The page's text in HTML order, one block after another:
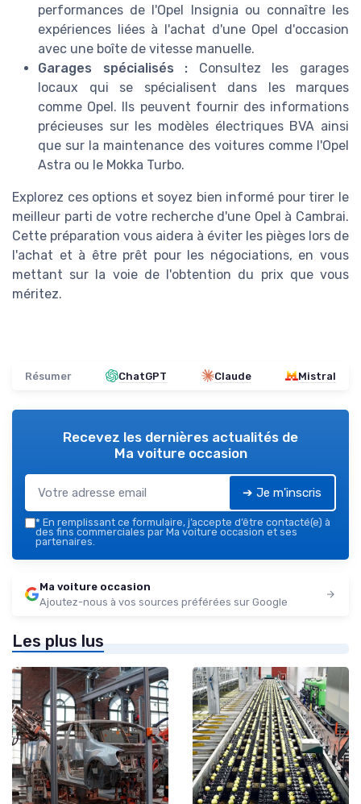
performances de l'Opel Insignia ou connaître les
expériences liées à l'achat d'une Opel d'occasion
avec une boîte de vitesse manuelle.
Garages spécialisés : Consultez les garages
locaux qui se spécialisent dans les marques
comme Opel. Ils peuvent fournir des informations
précieuses sur les modèles électriques BVA ainsi
que sur la maintenance des voitures comme l'Opel
Astra ou le Mokka Turbo.
Explorez ces options et soyez bien informé pour tirer le
meilleur parti de votre recherche d'une Opel à Cambrai.
Cette préparation vous aidera à éviter les pièges lors de
l'achat et à être prêt pour les négociations, en vous
mettant sur la voie de l'obtention du prix que vous
méritez.
Résumer ChatGPT Claude Mistral
Recevez les dernières actualités de
Ma voiture occasion
➔ Je m'inscris
* En remplissant ce formulaire, j’accepte d’être contacté(e) à
des fins commerciales par Ma voiture occasion et ses
partenaires.
Ma voiture occasion
Ajoutez-nous à vos sources préférées sur Google
Les plus lus